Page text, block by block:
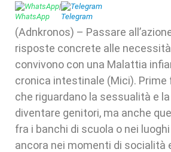
WhatsApp| Telegram
(Adnkronos) – Passare
risposte concrete alle
convivono con una Malattia
cronica intestinale (Mici).
che riguardano la sessualità e
diventare genitori, ma anche
fra i banchi di scuola o nei
ancora nei momenti di socialità